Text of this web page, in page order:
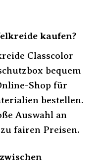
kaufen?
Classcolor
bequem
Shop für
bestellen.
Auswahl an
fairen Preisen.